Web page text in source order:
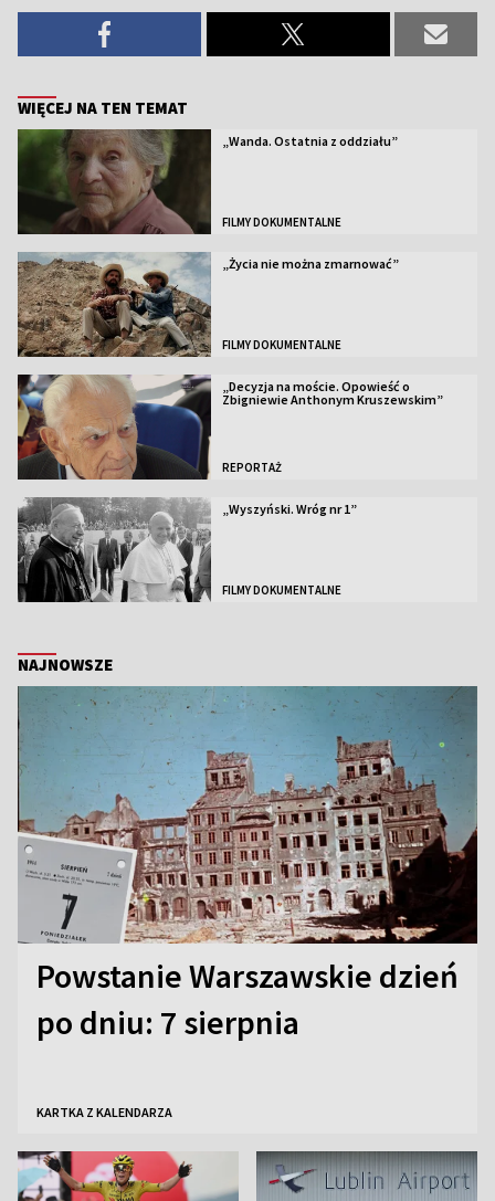
WIĘCEJ NA TEN TEMAT
„Wanda. Ostatnia z oddziału”
FILMY DOKUMENTALNE
„Życia nie można zmarnować”
FILMY DOKUMENTALNE
„Decyzja na moście. Opowieść o
Zbigniewie Anthonym Kruszewskim”
REPORTAŻ
„Wyszyński. Wróg nr 1”
FILMY DOKUMENTALNE
NAJNOWSZE
Powstanie Warszawskie dzień
po dniu: 7 sierpnia
KARTKA Z KALENDARZA